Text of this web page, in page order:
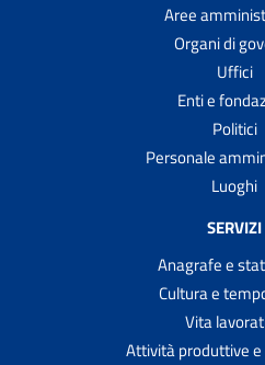
Aree
Organi di
Uffici
Enti e
Politici
Personale
Luoghi
SERVIZI
Anagrafe e
Cultura e
Vita
Attività produttive